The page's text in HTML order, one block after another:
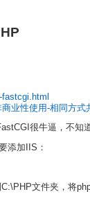
商业性使用-相同方式
很牛逼，不知
添加IIS：
文件夹，将